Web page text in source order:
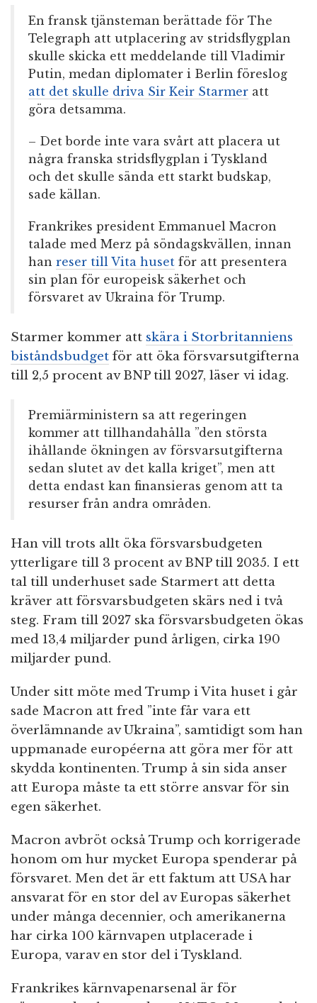
En fransk tjänsteman berättade för The
Telegraph att utplacering av stridsflygplan
skulle skicka ett meddelande till Vladimir
Putin, medan diplomater i Berlin föreslog
att det skulle driva Sir Keir Starmer att
göra detsamma.
– Det borde inte vara svårt att placera ut
några franska stridsflygplan i Tyskland
och det skulle sända ett starkt budskap,
sade källan.
Frankrikes president Emmanuel Macron
talade med Merz på söndagskvällen, innan
han reser till Vita huset för att presentera
sin plan för europeisk säkerhet och
försvaret av Ukraina för Trump.
Starmer kommer att skära i Storbritanniens
biståndsbudget för att öka försvarsutgifterna
till 2,5 procent av BNP till 2027, läser vi idag.
Premiärministern sa att regeringen
kommer att tillhandahålla ”den största
ihållande ökningen av försvarsutgifterna
sedan slutet av det kalla kriget”, men att
detta endast kan finansieras genom att ta
resurser från andra områden.
Han vill trots allt öka försvarsbudgeten
ytterligare till 3 procent av BNP till 2035. I ett
tal till underhuset sade Starmert att detta
kräver att försvarsbudgeten skärs ned i två
steg. Fram till 2027 ska försvarsbudgeten ökas
med 13,4 miljarder pund årligen, cirka 190
miljarder pund.
Under sitt möte med Trump i Vita huset i går
sade Macron att fred ”inte får vara ett
överlämnande av Ukraina”, samtidigt som han
uppmanade européerna att göra mer för att
skydda kontinenten. Trump å sin sida anser
att Europa måste ta ett större ansvar för sin
egen säkerhet.
Macron avbröt också Trump och korrigerade
honom om hur mycket Europa spenderar på
försvaret. Men det är ett faktum att USA har
ansvarat för en stor del av Europas säkerhet
under många decennier, och amerikanerna
har cirka 100 kärnvapen utplacerade i
Europa, varav en stor del i Tyskland.
Frankrikes kärnvapenarsenal är för